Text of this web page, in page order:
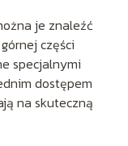
je znaleźć
części
specjalnymi
dostępem
na skuteczną